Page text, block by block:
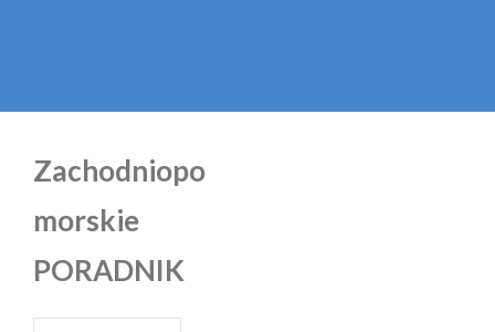
Zachodniopo
morskie
PORADNIK